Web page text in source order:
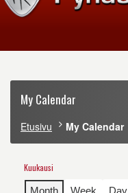
My Calendar
Etusivu My Calendar
Kuukausi
Month
Week Day